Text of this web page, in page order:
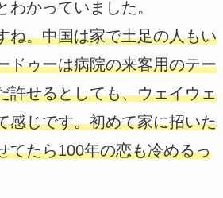
かっていました。
ね。中国は家で土足の人もい
ドゥーは病院の来客用のテー
許せるとしても、ウェイウェ
感じです。初めて家に招いた
てたら100年の恋も冷めるっ